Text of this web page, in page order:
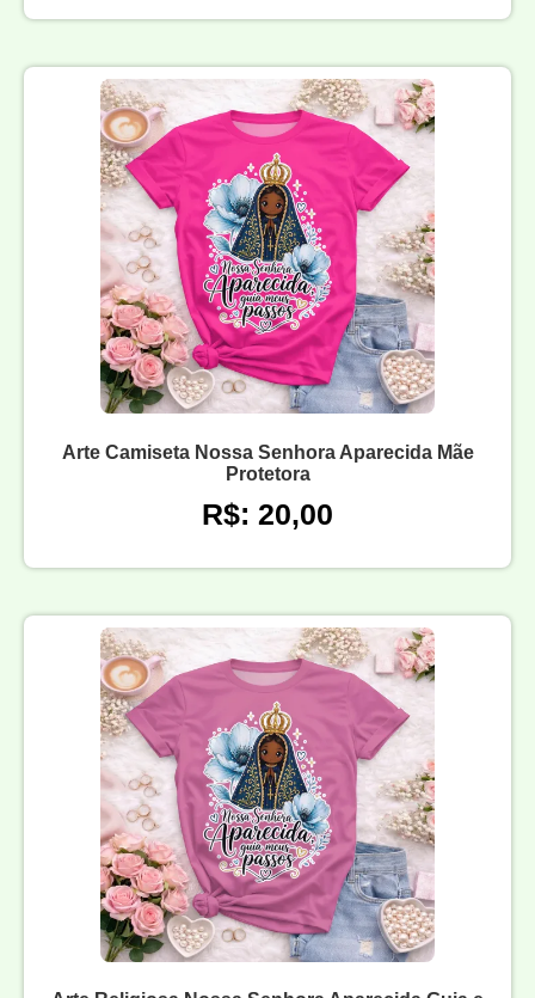
Arte Camiseta Nossa Senhora Aparecida Mãe
Protetora
R$: 20,00